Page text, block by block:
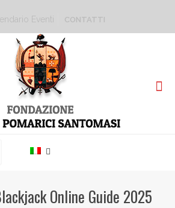
Eventi CONTATTI
Online Guide 2025